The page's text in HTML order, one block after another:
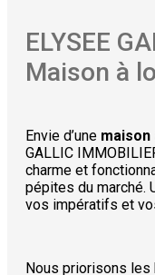
ELYSEE
Maison à
Envie d’une maison
GALLIC
charme et
pépites du marché.
vos impératifs et
Nous priorisons